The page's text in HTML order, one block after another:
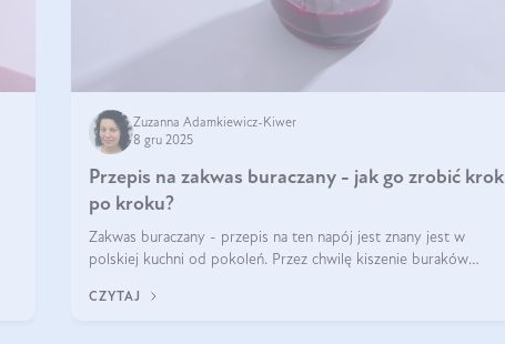
Zuzanna Adamkiewicz-Kiwer
8 gru 2025
Przepis na zakwas buraczany - jak go zrobić krok
po kroku?
Zakwas buraczany - przepis na ten napój jest znany jest w
polskiej kuchni od pokoleń. Przez chwilę kiszenie buraków
na fali popularności na
CZYTAJ